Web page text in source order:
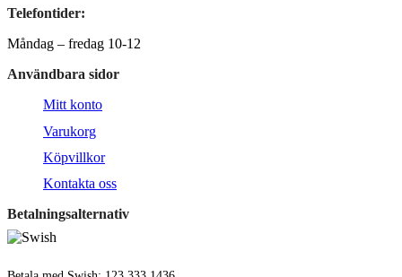
Telefontider:
Måndag – fredag 10-12
Användbara sidor
Mitt konto
Varukorg
Köpvillkor
Kontakta oss
Betalningsalternativ